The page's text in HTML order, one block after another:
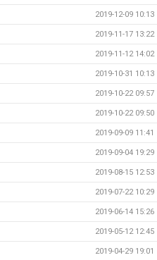
2019-12-09 10:13
2019-11-17 13:22
2019-11-12 14:02
2019-10-31 10:13
2019-10-22 09:57
2019-10-22 09:50
2019-09-09 11:41
2019-09-04 19:29
2019-08-15 12:53
2019-07-22 10:29
2019-06-14 15:26
2019-05-12 12:45
2019-04-29 19:01